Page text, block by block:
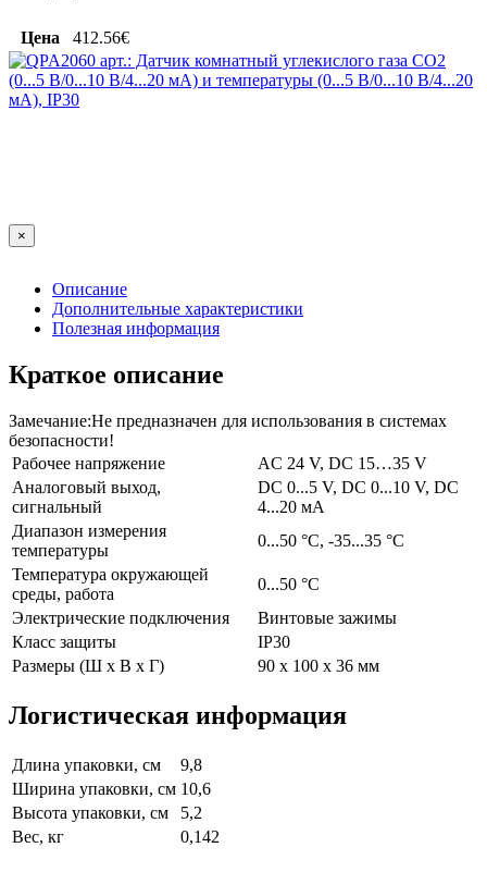
Цена 412.56€
×
Описание
Дополнительные характеристики
Полезная информация
Краткое описание
Замечание:Не предназначен для использования в системах
безопасности!
Рабочее напряжение
AC 24 V, DC 15…35 V
Аналоговый выход,
сигнальный
DC 0...5 V, DC 0...10 V, DC
4...20 мA
Диапазон измерения
температуры
0...50 °C, -35...35 °C
Температура окружающей
среды, работа
0...50 °C
Электрические подключения
Винтовые зажимы
Класс защиты
IP30
Размеры (Ш х В х Г)
90 x 100 x 36 мм
Логистическая информация
Длина упаковки, см
9,8
Ширина упаковки, см 10,6
Высота упаковки, см
5,2
Вес, кг
0,142